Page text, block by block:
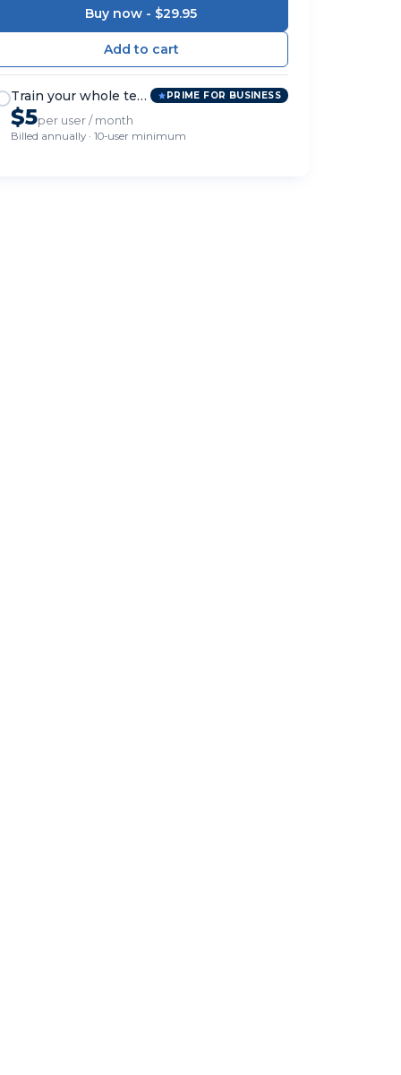
Buy now - $29.95
Train your whole team PRIME FOR BUSINESS
$5per user / month
Billed annually · 10-user minimum